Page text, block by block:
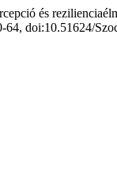
és
64, doi:10.51624/